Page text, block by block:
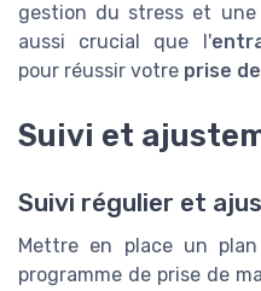
gestion du stress et une
aussi crucial que l'
pour réussir votre prise
Suivi et
Suivi régulier et
Mettre en place un
programme de prise de